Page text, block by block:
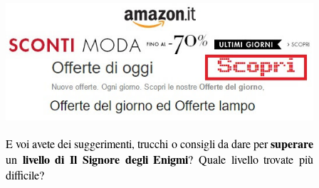
E voi avete dei suggerimenti, trucchi o consigli da dare persuperare
un livello di Il Signore degli Enigmi? Quale livello trovate più
difficile?